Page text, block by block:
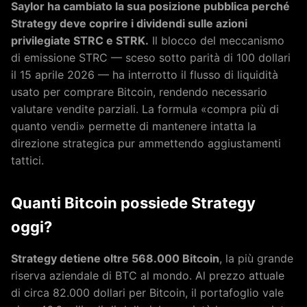
Saylor ha cambiato la sua posizione pubblica perché
Strategy deve coprire i dividendi sulle azioni
privilegiate STRC e STRK. Il blocco del meccanismo
di emissione STRC — sceso sotto parità di 100 dollari
il 15 aprile 2026 — ha interrotto il flusso di liquidità
usato per comprare Bitcoin, rendendo necessario
valutare vendite parziali. La formula «compra più di
quanto vendi» permette di mantenere intatta la
direzione strategica pur ammettendo aggiustamenti
tattici.
Quanti Bitcoin possiede Strategy
oggi?
Strategy detiene oltre 568.000 Bitcoin, la più grande
riserva aziendale di BTC al mondo. Al prezzo attuale
di circa 82.000 dollari per Bitcoin, il portafoglio vale